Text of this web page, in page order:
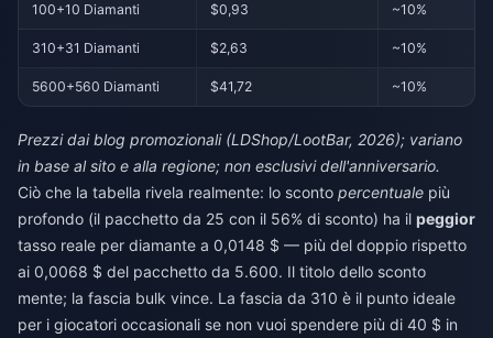
100+10 Diamanti $0,93 ~10%
310+31 Diamanti $2,63 ~10%
5600+560 Diamanti $41,72 ~10%
Prezzi dai blog promozionali (LDShop/LootBar, 2026); variano
in base al sito e alla regione; non esclusivi dell'anniversario.
Ciò che la tabella rivela realmente: lo sconto percentuale più
profondo (il pacchetto da 25 con il 56% di sconto) ha il peggior
tasso reale per diamante a 0,0148 $ — più del doppio rispetto
ai 0,0068 $ del pacchetto da 5.600. Il titolo dello sconto
mente; la fascia bulk vince. La fascia da 310 è il punto ideale
per i giocatori occasionali se non vuoi spendere più di 40 $ in